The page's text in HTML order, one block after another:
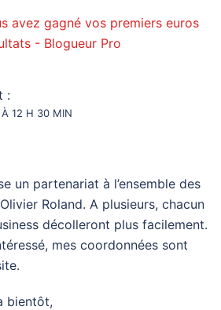
avez gagné vos premiers euros
- Blogueur Pro
:
12 H 30 MIN
un partenariat à l’ensemble des
Roland. A plusieurs, chacun
décolleront plus facilement.
mes coordonnées sont
bientôt,